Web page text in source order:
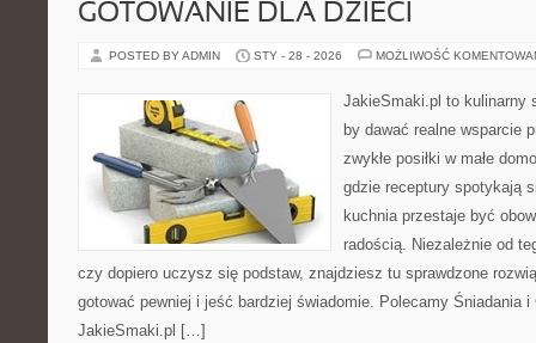
GOTOWANIE DLA DZIECI
POSTED BY ADMIN STY - 28 - 2026 MOŻLIWOŚĆ
JakieSmaki.pl to kulinarny
by dawać realne wsparcie
zwykłe posiłki w małe
gdzie receptury spotykają
kuchnia przestaje być
radością. Niezależnie od
czy dopiero uczysz się podstaw, znajdziesz tu sprawdzone
gotować pewniej i jeść bardziej świadomie. Polecamy Śniadania
JakieSmaki.pl […]